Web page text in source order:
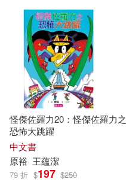
怪傑佐羅力20：怪傑佐羅力之
恐怖大跳躍
中文書
原裕 王蘊潔
79 折 $197 $250